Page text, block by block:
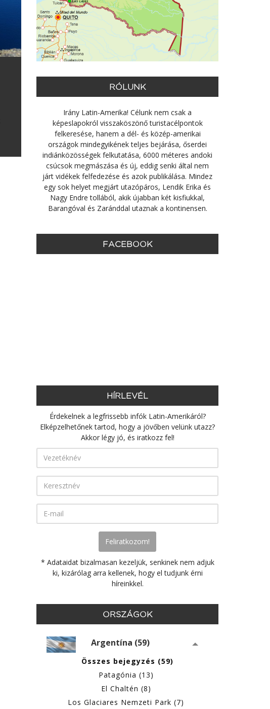
RÓLUNK
Irány Latin-Amerika! Célunk nem csak a
képeslapokról visszaköszönő turistacélpontok
felkeresése, hanem a dél- és közép-amerikai
országok mindegyikének teljes bejárása, őserdei
indiánközösségek felkutatása, 6000 méteres andoki
csúcsok megmászása és új, eddig senki által nem
járt vidékek felfedezése és azok publikálása. Mindez
egy sok helyet megjárt utazópáros, Lendik Erika és
Nagy Endre tollából, akik újabban két kisfiukkal,
Barangóval és Zaránddal utaznak a kontinensen.
FACEBOOK
HÍRLEVÉL
Érdekelnek a legfrissebb infók Latin-Amerikáról?
Elképzelhetőnek tartod, hogy a jövőben velünk utazz?
Akkor légy jó, és iratkozz fel!
* Adataidat bizalmasan kezeljük, senkinek nem adjuk
ki, kizárólag arra kellenek, hogy el tudjunk érni
híreinkkel.
ORSZÁGOK
Argentína (59)
Összes bejegyzés (59)
Patagónia (13)
El Chaltén (8)
Los Glaciares Nemzeti Park (7)